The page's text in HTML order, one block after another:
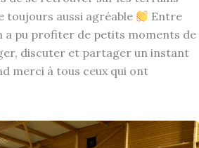
toujours aussi agréable
Entre
a pu profiter de petits moments de
discuter et partager un instant
merci à tous ceux qui ont